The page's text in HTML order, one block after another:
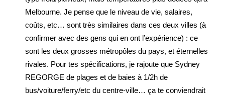
Melbourne. Je pense que le niveau de vie, salaires,
coûts, etc… sont très similaires dans ces deux villes (à
confirmer avec des gens qui en ont l’expérience) : ce
sont les deux grosses métropôles du pays, et éternelles
rivales. Pour tes spécifications, je rajoute que Sydney
REGORGE de plages et de baies à 1/2h de
bus/voiture/ferry/etc du centre-ville… ça te conviendrait